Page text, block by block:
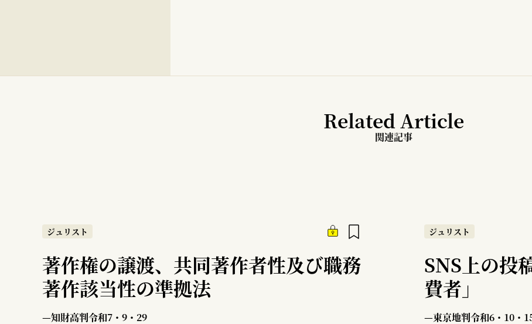
Related Article
関連記事
ジュリスト
著作権の譲渡、共同著作者性及び職務
著作該当性の準拠法
—知財高判令和7・9・29
ジュリスト
SNS上の投
費者」
—東京地判令和6・10・